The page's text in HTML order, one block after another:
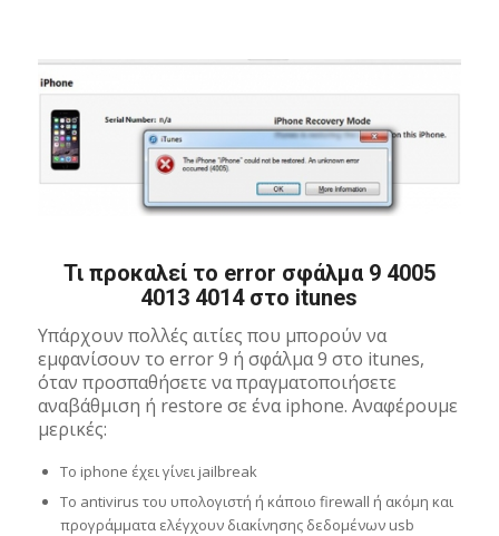
Τι προκαλεί το error σφάλμα 9 4005
4013 4014 στο itunes
Υπάρχουν πολλές αιτίες που μπορούν να
εμφανίσουν το error 9 ή σφάλμα 9 στο itunes,
όταν προσπαθήσετε να πραγματοποιήσετε
αναβάθμιση ή restore σε ένα iphone. Αναφέρουμε
μερικές:
Το iphone έχει γίνει jailbreak
Το antivirus του υπολογιστή ή κάποιο firewall ή ακόμη και
προγράμματα ελέγχουν διακίνησης δεδομένων usb